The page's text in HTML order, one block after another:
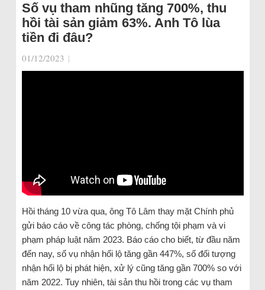
Số vụ tham nhũng tăng 700%, thu
hồi tài sản giảm 63%. Anh Tô lùa
tiền đi đâu?
01/12/2023 |
Hồi tháng 10 vừa qua, ông Tô Lâm thay mặt Chính phủ
gửi báo cáo về công tác phòng, chống tội phạm và vi
phạm pháp luật năm 2023. Báo cáo cho biết, từ đầu năm
đến nay, số vụ nhận hối lộ tăng gần 447%, số đối tượng
nhận hối lộ bị phát hiện, xử lý cũng tăng gần 700% so với
năm 2022. Tuy nhiên, tài sản thu hồi trong các vụ tham